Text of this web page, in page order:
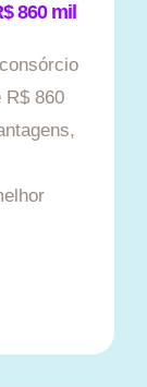
860 mil
R$ 860